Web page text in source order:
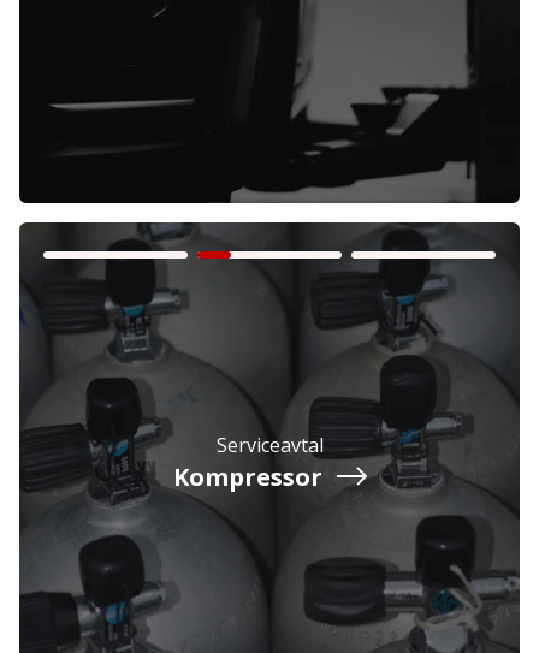
Företag Exkl. moms
Privatperson Inkl. moms
Serviceavtal
Kompressor